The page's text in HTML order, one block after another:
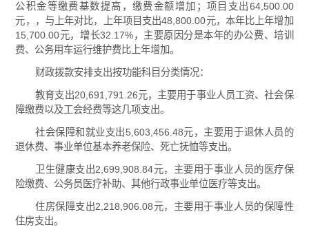
公积金等缴费基数提高，缴费金额增加；项目支出64,500.00
元，，与上年对比，上年项目支出48,800.00元，本年比上年增加
15,700.00元，增长32.17%，主要原因分是本年的办公费、培训
费、公务用车运行维护费比上年增加。
财政拨款安排支出按功能科目分类情况：
教育支出20,691,791.26元，主要用于事业人员工资、社会保
障缴费以及工会经费等这几项支出。
社会保障和就业支出5,603,456.48元，主要用于退休人员的
退休费、事业单位基本养老保险、死亡抚恤等支出。
卫生健康支出2,699,908.84元，主要用于事业人员的医疗保
险缴费、公务员医疗补助、其他行政事业单位医疗等支出。
住房保障支出2,218,906.08元，主要用于事业人员的保障性
住房支出。